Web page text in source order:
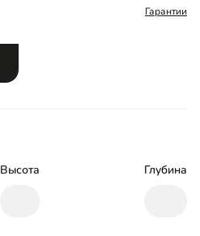
Гарантии
Высота Глубина